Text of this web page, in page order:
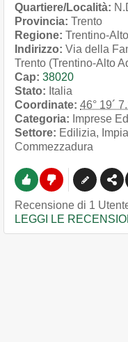
Quartiere/Località:
Provincia: Trento
Regione: Trentino-
Indirizzo: Via della
Trento (Trentino-Alto
Cap: 38020
Stato: Italia
Coordinate: 46° 19´
Categoria: Imprese
Settore: Edilizia,
Commezzadura
Recensione di 1
LEGGI LE